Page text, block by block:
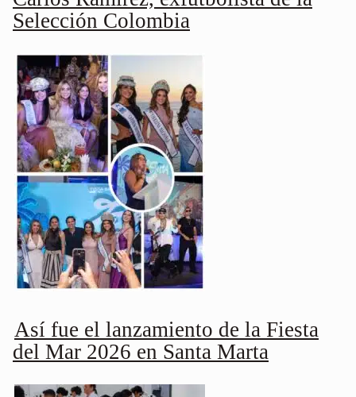
Selección Colombia
Así fue el lanzamiento de la Fiesta
del Mar 2026 en Santa Marta